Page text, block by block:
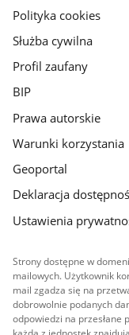
gov.pl
Polityka cookies
Służba cywilna
Profil zaufany
BIP
Prawa autorskie
Warunki korzystania
Geoportal
Deklaracja
Ustawienia
Strony dostępne w
mailowych. Użytkownik
mail zgadza się na
dobrowolnie podanych
odpowiedzi na przesłane